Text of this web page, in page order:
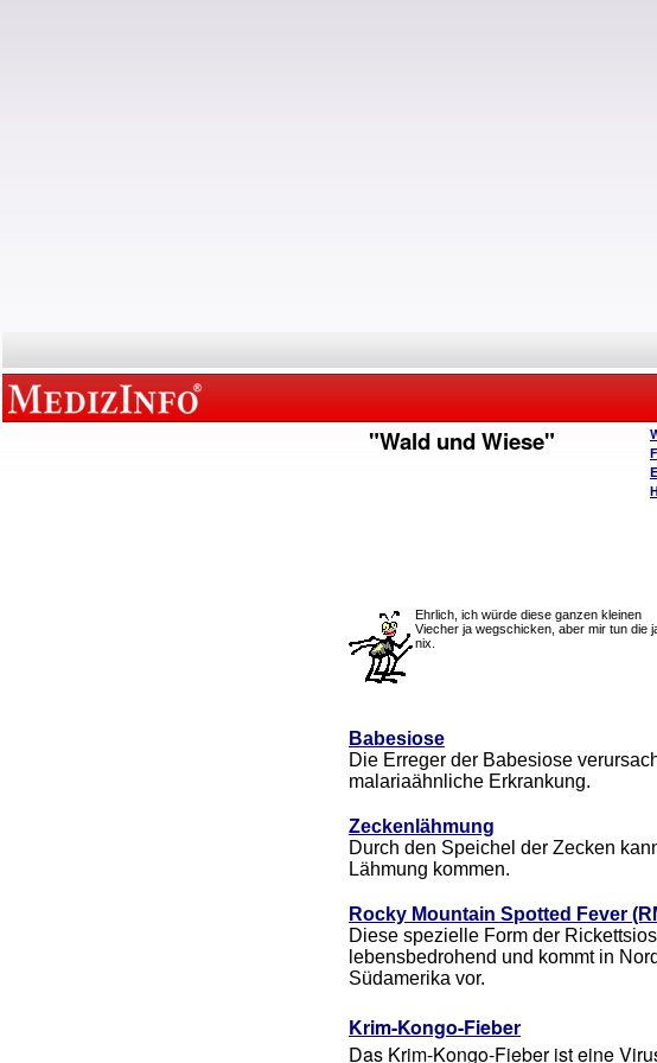
"Wald und Wiese"
Ehrlich, ich würde diese ganzen kleinen
Viecher ja wegschicken, aber mir tun die
nix.
Babesiose
Die Erreger der Babesiose
malariaähnliche Erkrankung.
Zeckenlähmung
Durch den Speichel der Zecken
Lähmung kommen.
Rocky Mountain Spotted Fever
Diese spezielle Form der
lebensbedrohend und kommt in
Südamerika vor.
Krim-Kongo-Fieber
Das Krim-Kongo-Fieber ist eine